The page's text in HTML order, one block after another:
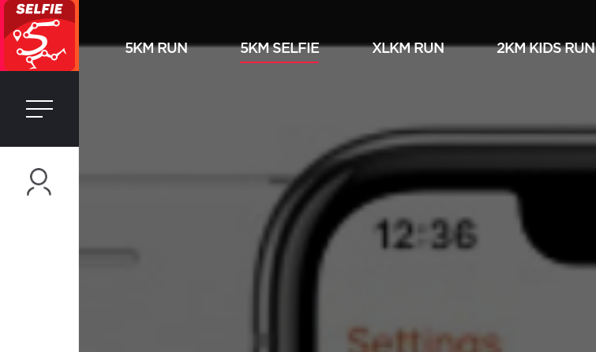
5KM RUN 5KM SELFIE XLKM RUN 2KM KIDS RUN